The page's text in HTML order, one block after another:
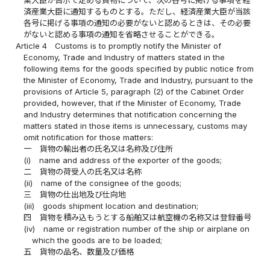
済産業大臣に通知するものとする。ただし、経済産業大臣が当該
各号に掲げる事項の通知の必要がないと認めるときは、その必要
がないと認める事項の通知を省略させることができる。
Article 4
Customs is to promptly notify the Minister of
Economy, Trade and Industry of matters stated in the
following items for the goods specified by public notice from
the Minister of Economy, Trade and Industry, pursuant to the
provisions of Article 5, paragraph (2) of the Cabinet Order
provided, however, that if the Minister of Economy, Trade
and Industry determines that notification concerning the
matters stated in those items is unnecessary, customs may
omit notification for those matters:
一
貨物の輸出者の氏名又は名称及び住所
(i)
name and address of the exporter of the goods;
二
貨物の荷受人の氏名又は名称
(ii)
name of the consignee of the goods;
三
貨物の仕出地及び仕向地
(iii)
goods shipment location and destination;
四
貨物を積み込もうとする船舶又は航空機の名称又は登録番号
(iv)
name or registration number of the ship or airplane on
which the goods are to be loaded;
五
貨物の品名、数量及び価格